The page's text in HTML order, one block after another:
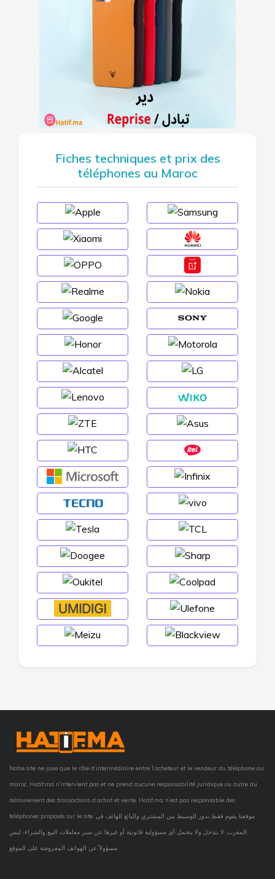
Fiches techniques et prix des
téléphones au Maroc
Notre site ne joue que le rôle d’intermédiaire entre l’acheteur et le vendeur du téléphone au
maroc. Hatif.ma n’intervient pas et ne prend aucune responsabilité juridique ou autre du
déroulement des transactions d’achat et vente, Hatif.ma n’est pas responsable des
téléphones proposés sur le site. موقعنا يقوم فقط بدور الوسيط بين المشتري والبائع للهاتف في
المغرب. لا يتدخل ولا يتحمل أي مسؤولية قانونية أو غيرها عن سير معاملات البيع والشراء، ليس